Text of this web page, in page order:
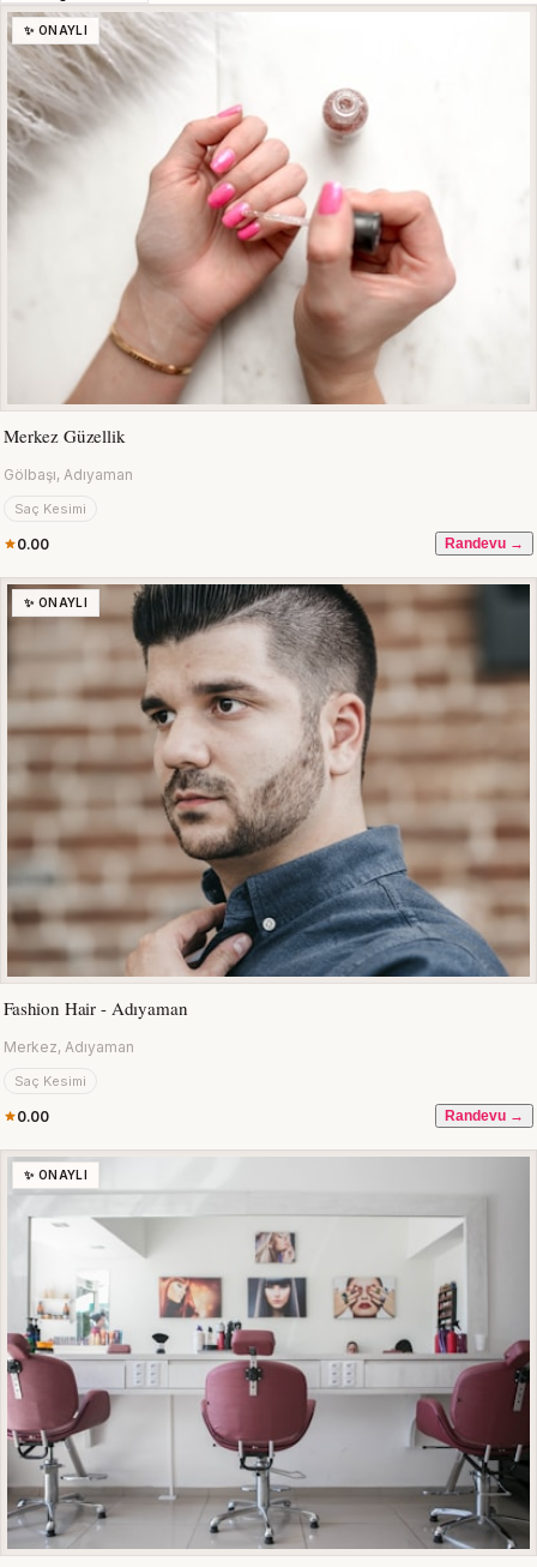
✨ ONAYLI
Merkez Güzellik
Gölbaşı, Adıyaman
Saç Kesimi
0.00 Randevu →
✨ ONAYLI
Fashion Hair - Adıyaman
Merkez, Adıyaman
Saç Kesimi
0.00 Randevu →
✨ ONAYLI